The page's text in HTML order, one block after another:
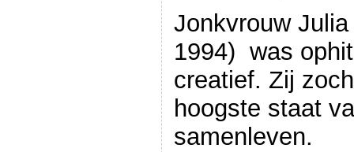
Jonkvrouw
1994) was
creatief. Zij
hoogste staat
samenleven.